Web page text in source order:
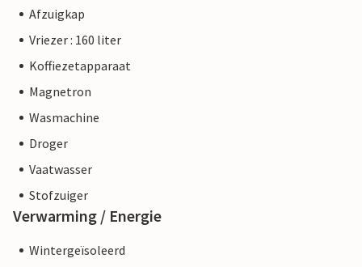
Afzuigkap
Vriezer : 160 liter
Koffiezetapparaat
Magnetron
Wasmachine
Droger
Vaatwasser
Stofzuiger
Verwarming / Energie
Wintergeïsoleerd